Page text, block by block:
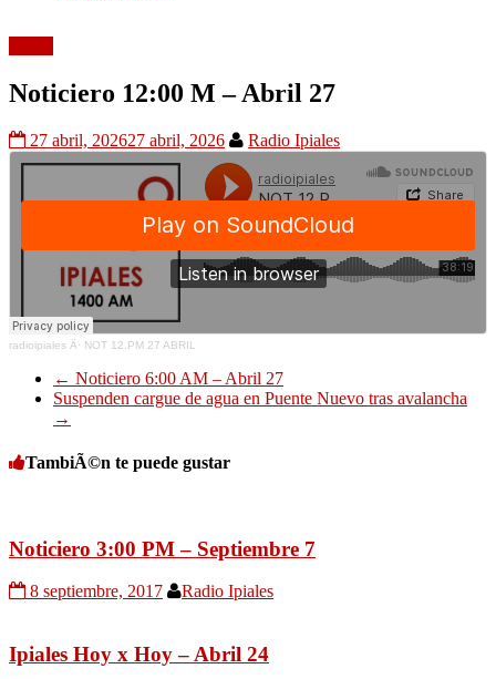
Noticiero 12:00 M – Abril 27
27 abril, 202627 abril, 2026 Radio Ipiales
radioipiales Â· NOT 12.PM 27 ABRIL
← Noticiero 6:00 AM – Abril 27
Suspenden cargue de agua en Puente Nuevo tras avalancha
→
TambiÃ©n te puede gustar
Noticiero 3:00 PM – Septiembre 7
8 septiembre, 2017 Radio Ipiales
Ipiales Hoy x Hoy – Abril 24